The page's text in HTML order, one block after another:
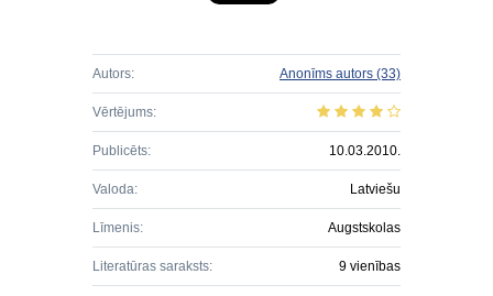
Autors: Anonīms autors (33)
Vērtējums:
Publicēts: 10.03.2010.
Valoda: Latviešu
Līmenis: Augstskolas
Literatūras saraksts: 9 vienības